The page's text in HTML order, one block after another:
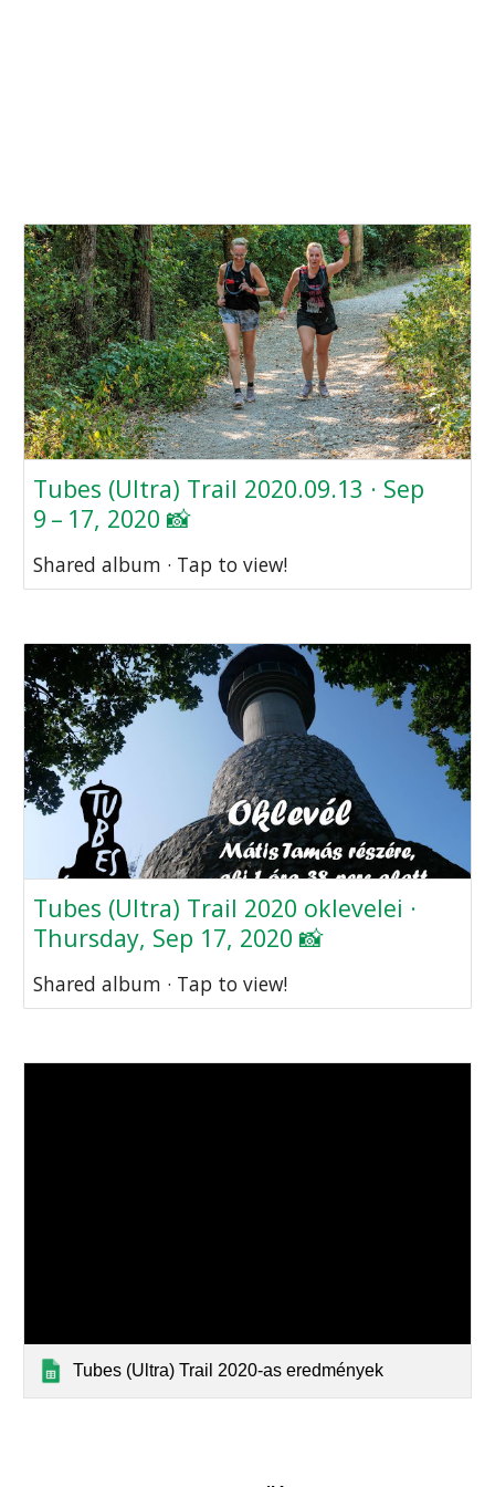
Tubes (Ultra) Trail 2020.09.13 · Sep
9 – 17, 2020 📸
Shared album · Tap to view!
Tubes (Ultra) Trail 2020 oklevelei ·
Thursday, Sep 17, 2020 📸
Shared album · Tap to view!
Tubes (Ultra) Trail 2020-as eredmények